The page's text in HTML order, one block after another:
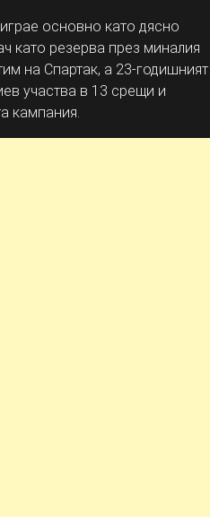
основно като дясно
като резерва през миналия
на Спартак, а 23-годишният
участва в 13 срещи и
кампания.